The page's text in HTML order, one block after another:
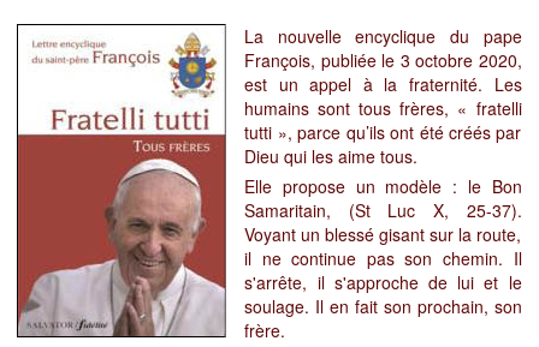
La nouvelle encyclique du pape
François, publiée le 3 octobre 2020,
est un appel à la fraternité. Les
humains sont tous frères, « fratelli
tutti », parce qu’ils ont été créés par
Dieu qui les aime tous.
Elle propose un modèle : le Bon
Samaritain, (St Luc X, 25-37).
Voyant un blessé gisant sur la route,
il ne continue pas son chemin. Il
s'arrête, il s'approche de lui et le
soulage. Il en fait son prochain, son
frère.